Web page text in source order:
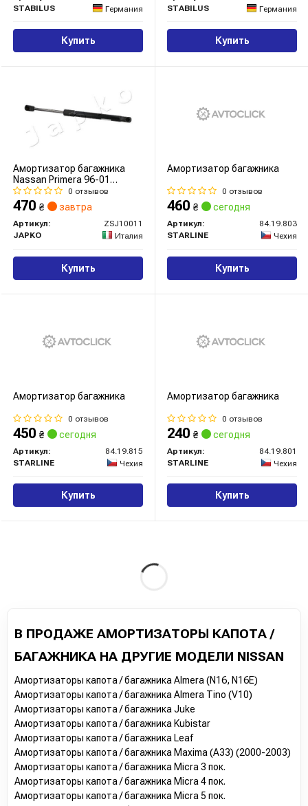
STABILUS
Германия
Купить
STABILUS
Германия
Купить
Амортизатор багажника
Nassan Primera 96-01
(315/100mm 465N)
0 отзывов
470 ₴ завтра
Артикул:
ZSJ10011
JAPKO
Италия
Купить
Амортизатор багажника
0 отзывов
460 ₴ сегодня
Артикул:
84.19.803
STARLINE
Чехия
Купить
Амортизатор багажника
0 отзывов
450 ₴ сегодня
Артикул:
84.19.815
STARLINE
Чехия
Купить
Амортизатор багажника
0 отзывов
240 ₴ сегодня
Артикул:
84.19.801
STARLINE
Чехия
Купить
В ПРОДАЖЕ АМОРТИЗАТОРЫ КАПОТА /
БАГАЖНИКА НА ДРУГИЕ МОДЕЛИ NISSAN
Амортизаторы капота / багажника Almera (N16, N16E)
Амортизаторы капота / багажника Almera Tino (V10)
Амортизаторы капота / багажника Juke
Амортизаторы капота / багажника Kubistar
Амортизаторы капота / багажника Leaf
Амортизаторы капота / багажника Maxima (A33) (2000-2003)
Амортизаторы капота / багажника Micra 3 пок.
Амортизаторы капота / багажника Micra 4 пок.
Амортизаторы капота / багажника Micra 5 пок.